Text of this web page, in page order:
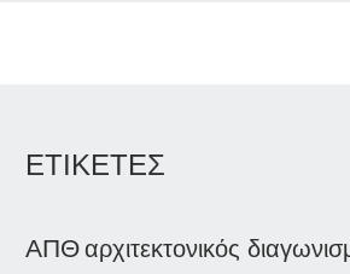
ΕΤΙΚΕΤΕΣ
ΑΠΘαρχιτεκτονικός